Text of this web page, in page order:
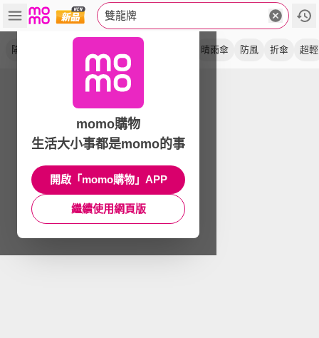
雙龍牌
陽傘 晴雨傘 防風 折傘 超輕
momo購物
生活大小事都是momo的事
開啟「momo購物」APP
繼續使用網頁版